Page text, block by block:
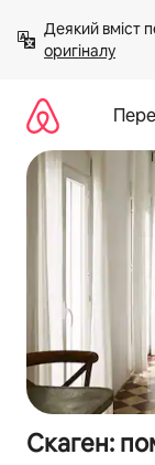
вмісту
Деякий вміст
оригіналу
Скаген: